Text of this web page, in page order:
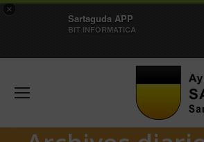
×
Sartaguda APP
BIT INFORMATICA